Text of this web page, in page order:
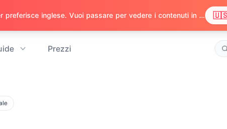
Prezzi
Abbiamo notato che il tuo browser preferisce inglese. Vuoi passare per vedere i contenuti in inglese?